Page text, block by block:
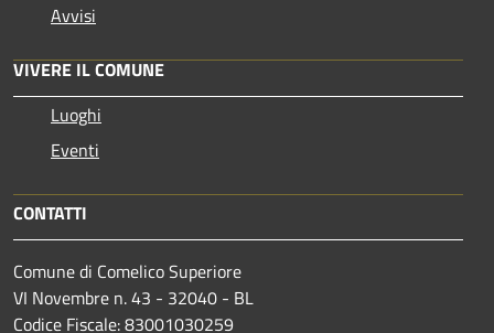
Avvisi
VIVERE IL COMUNE
Luoghi
Eventi
CONTATTI
Comune di Comelico Superiore
VI Novembre n. 43 - 32040 - BL
Codice Fiscale: 83001030259